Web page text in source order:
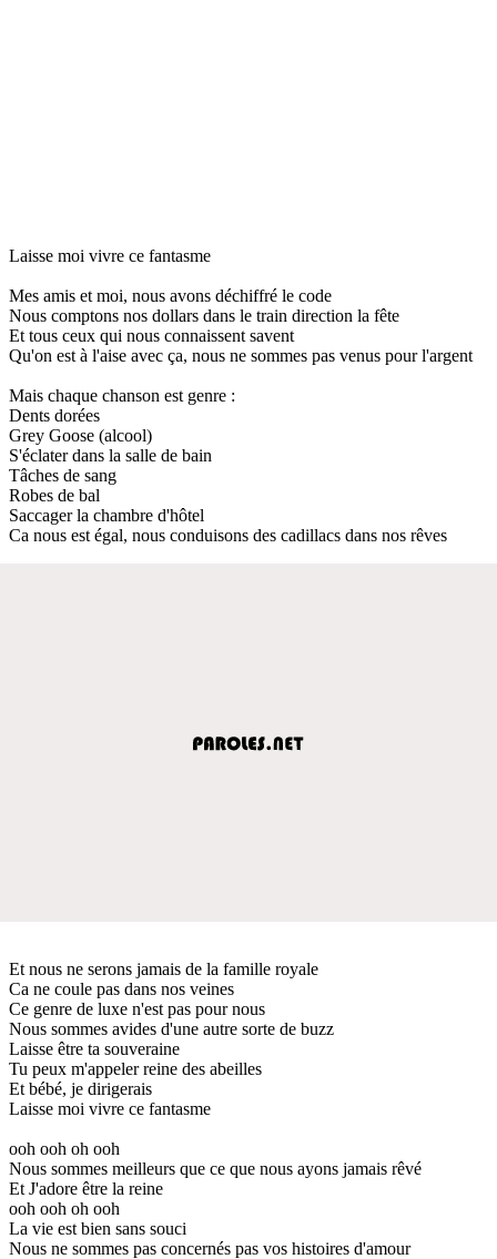
Laisse moi vivre ce fantasme
Mes amis et moi, nous avons déchiffré le code
Nous comptons nos dollars dans le train direction la fête
Et tous ceux qui nous connaissent savent
Qu'on est à l'aise avec ça, nous ne sommes pas venus pour l'argent
Mais chaque chanson est genre :
Dents dorées
Grey Goose (alcool)
S'éclater dans la salle de bain
Tâches de sang
Robes de bal
Saccager la chambre d'hôtel
Ca nous est égal, nous conduisons des cadillacs dans nos rêves
Et nous ne serons jamais de la famille royale
Ca ne coule pas dans nos veines
Ce genre de luxe n'est pas pour nous
Nous sommes avides d'une autre sorte de buzz
Laisse être ta souveraine
Tu peux m'appeler reine des abeilles
Et bébé, je dirigerais
Laisse moi vivre ce fantasme
ooh ooh oh ooh
Nous sommes meilleurs que ce que nous ayons jamais rêvé
Et J'adore être la reine
ooh ooh oh ooh
La vie est bien sans souci
Nous ne sommes pas concernés pas vos histoires d'amour